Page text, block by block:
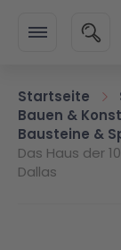
SUCHE
Startseite
Bauen &
Bausteine &
Das Haus der
Dallas
Zum Ende der